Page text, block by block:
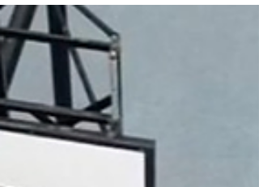
mismo lugar para retirar basura y liberar
una tortuga rescatada Desde arriba, la
playa Grande de El Porís de Abona
(Tenerife) engaña. Las olas rompen en la
orilla sobre una arena aparentemente
limpia. Desde arriba, el paisaje es hermoso
y hace cuestionarse qué hemos ido a
allí. “¿Qué vamos a limpiar si la playa no